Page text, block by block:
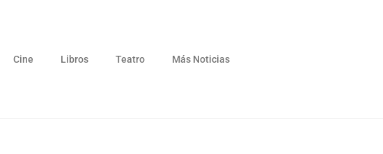
Cine Libros Teatro Más Noticias